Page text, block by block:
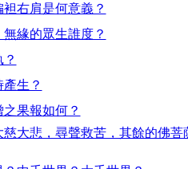
右肩是何意義？
緣的眾生誰度？
生？
果報如何？
慈大悲，尋聲救苦，其餘的佛菩